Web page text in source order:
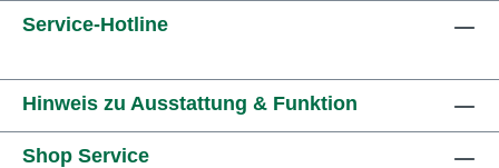
Service-Hotline
Hinweis zu Ausstattung & Funktion
Shop Service